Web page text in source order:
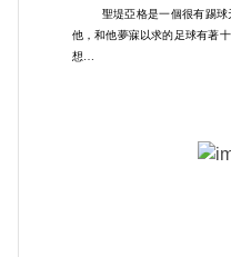
聖堤亞格是一個很有踢
他，和他夢寐以求的足球有著
想…